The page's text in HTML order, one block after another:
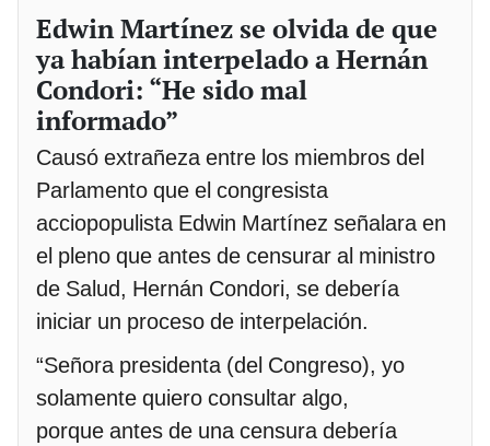
Edwin Martínez se olvida de que
ya habían interpelado a Hernán
Condori: “He sido mal
informado”
Causó extrañeza entre los miembros del
Parlamento que el congresista
acciopopulista Edwin Martínez señalara en
el pleno que antes de censurar al ministro
de Salud, Hernán Condori, se debería
iniciar un proceso de interpelación.
“Señora presidenta (del Congreso), yo
solamente quiero consultar algo,
porque antes de una censura debería